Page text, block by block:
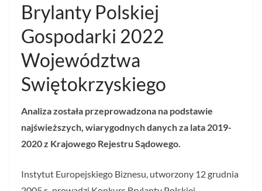
Brylanty Polskiej
Gospodarki 2022
Województwa
Swiętokrzyskiego
Analiza została przeprowadzona na podstawie
najświeższych, wiarygodnych danych za lata 2019-
2020 z Krajowego Rejestru Sądowego.
Instytut Europejskiego Biznesu, utworzony 12 grudnia